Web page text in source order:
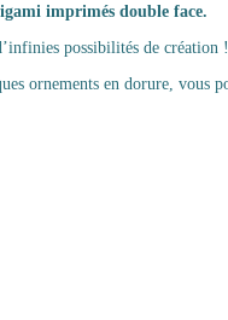
imprimés double face.
possibilités de création !
ornements en dorure, vous